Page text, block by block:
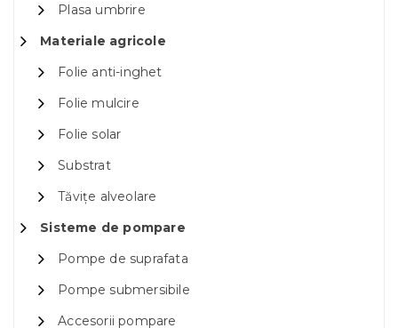
Plasa umbrire
Materiale agricole
Folie anti-inghet
Folie mulcire
Folie solar
Substrat
Tăvițe alveolare
Sisteme de pompare
Pompe de suprafata
Pompe submersibile
Accesorii pompare